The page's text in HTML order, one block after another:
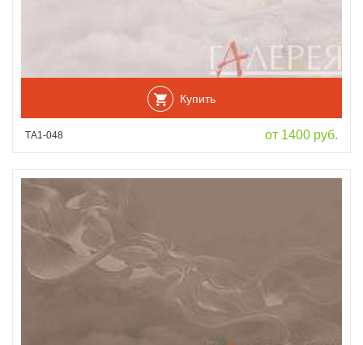
Купить
ТА1-048 от 1400 руб.